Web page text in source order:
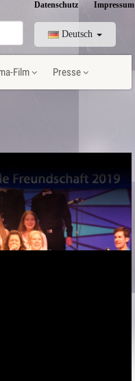
Datenschutz Impressum
Deutsch
Film Presse